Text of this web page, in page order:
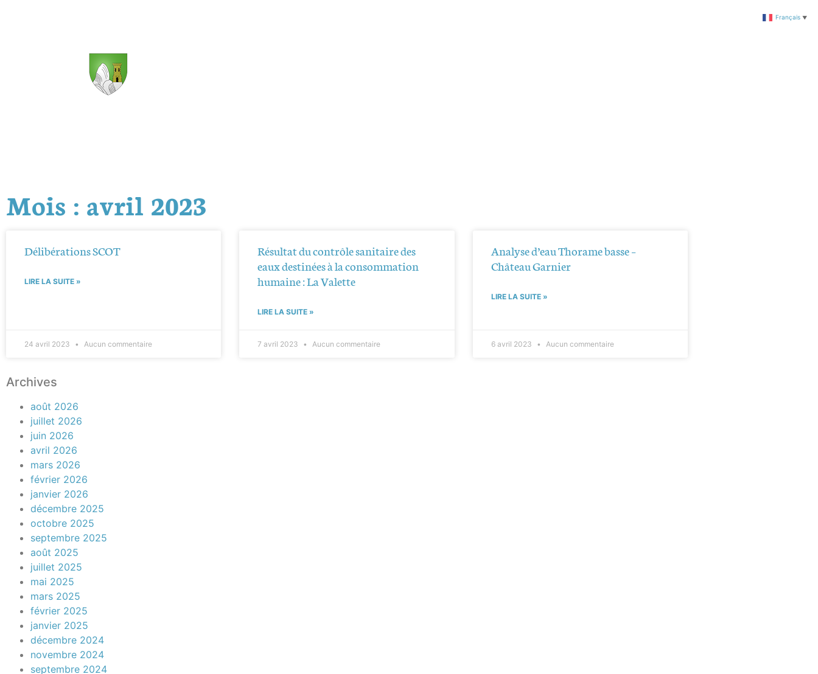
Mois : avril 2023
Délibérations SCOT
LIRE LA SUITE »
24 avril 2023 Aucun commentaire
Résultat du contrôle sanitaire des
eaux destinées à la consommation
humaine : La Valette
LIRE LA SUITE »
7 avril 2023 Aucun commentaire
Analyse d’eau Thorame basse –
Château Garnier
LIRE LA SUITE »
6 avril 2023 Aucun commentaire
Archives
août 2026
juillet 2026
juin 2026
avril 2026
mars 2026
février 2026
janvier 2026
décembre 2025
octobre 2025
septembre 2025
août 2025
juillet 2025
mai 2025
mars 2025
février 2025
janvier 2025
décembre 2024
novembre 2024
septembre 2024
Français ▼